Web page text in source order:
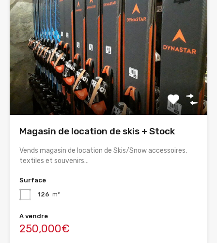
Magasin de location de skis + Stock
Vends magasin de location de Skis/Snow accessoires,
textiles et souvenirs…
Surface
126 m²
A vendre
250,000€